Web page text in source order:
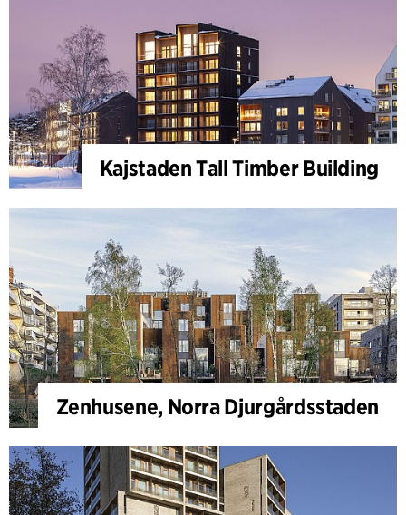
Kajstaden Tall Timber Building
Zenhusene, Norra Djurgårdsstaden